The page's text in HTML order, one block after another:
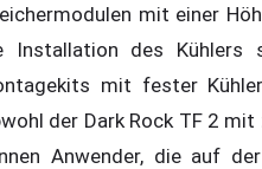
mit einer
Installation des Kühlers
mit fester
der Dark Rock TF 2
Anwender, die auf